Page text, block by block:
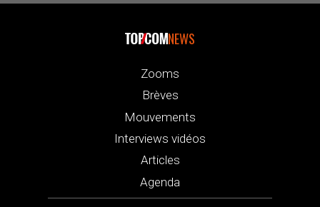
NEWS
Zooms
Brèves
Mouvements
Interviews vidéos
Articles
Agenda